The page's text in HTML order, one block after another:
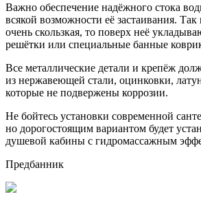
Важно обеспечение надёжного стока
всякой возможности её застаивания.
очень скользкая, то поверх неё
решётки или специальные банные
Все металлические детали и крепёж
из нержавеющей стали, оцинковки,
которые не подвержены коррозии.
Не бойтесь установки современной
но дорогостоящим вариантом будет
душевой кабины с гидромассажным
Предбанник